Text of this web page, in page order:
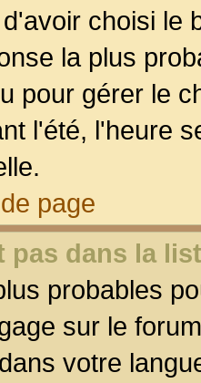
choisi le
la plus
pour gérer le
l'été, l'heure
page
pas dans la
probables
sur le
votre